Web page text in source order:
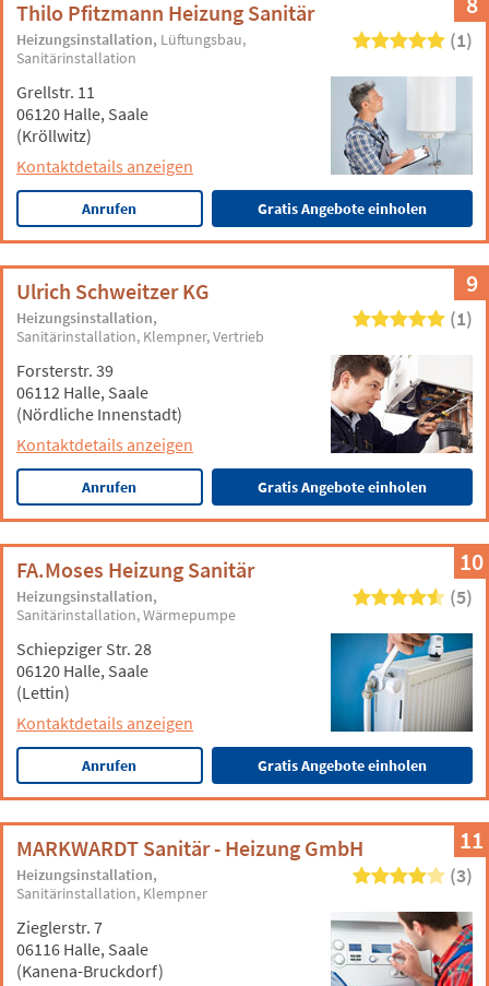
Thilo Pfitzmann Heizung Sanitär
Heizungsinstallation Lüftungsbau
Sanitärinstallation
(1)
Grellstr. 11
06120 Halle, Saale
(Kröllwitz)
Kontaktdetails anzeigen
Anrufen Gratis Angebote einholen
9
Ulrich Schweitzer KG
Heizungsinstallation
Sanitärinstallation Klempner Vertrieb
(1)
Forsterstr. 39
06112 Halle, Saale
(Nördliche Innenstadt)
Kontaktdetails anzeigen
Anrufen Gratis Angebote einholen
10
FA.Moses Heizung Sanitär
Heizungsinstallation
Sanitärinstallation Wärmepumpe
(5)
Schiepziger Str. 28
06120 Halle, Saale
(Lettin)
Kontaktdetails anzeigen
Anrufen Gratis Angebote einholen
11
MARKWARDT Sanitär - Heizung GmbH
Heizungsinstallation
Sanitärinstallation Klempner
(3)
Zieglerstr. 7
06116 Halle, Saale
(Kanena-Bruckdorf)